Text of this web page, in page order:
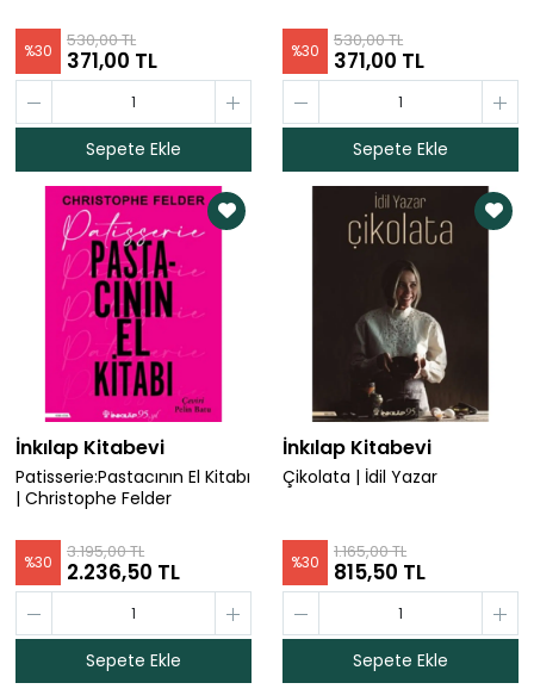
%30 530,00 TL
371,00 TL
Sepete Ekle
%30 530,00 TL
371,00 TL
Sepete Ekle
İnkılap Kitabevi
Patisserie:Pastacının El Kitabı
| Christophe Felder
%30 3.195,00 TL
2.236,50 TL
Sepete Ekle
İnkılap Kitabevi
Çikolata | İdil Yazar
%30 1.165,00 TL
815,50 TL
Sepete Ekle